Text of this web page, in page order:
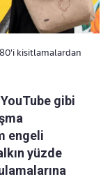
kisitlamalardan
gibi
engeli
yüzde